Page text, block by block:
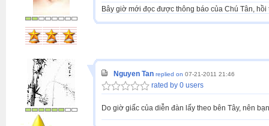
Bây giờ mới đọc được thông báo của Chú Tân,
Nguyen Tan replied on 07-21-2011 21:46
rated by 0 users
Do giờ giấc của diễn đàn lấy theo bên Tây, nên